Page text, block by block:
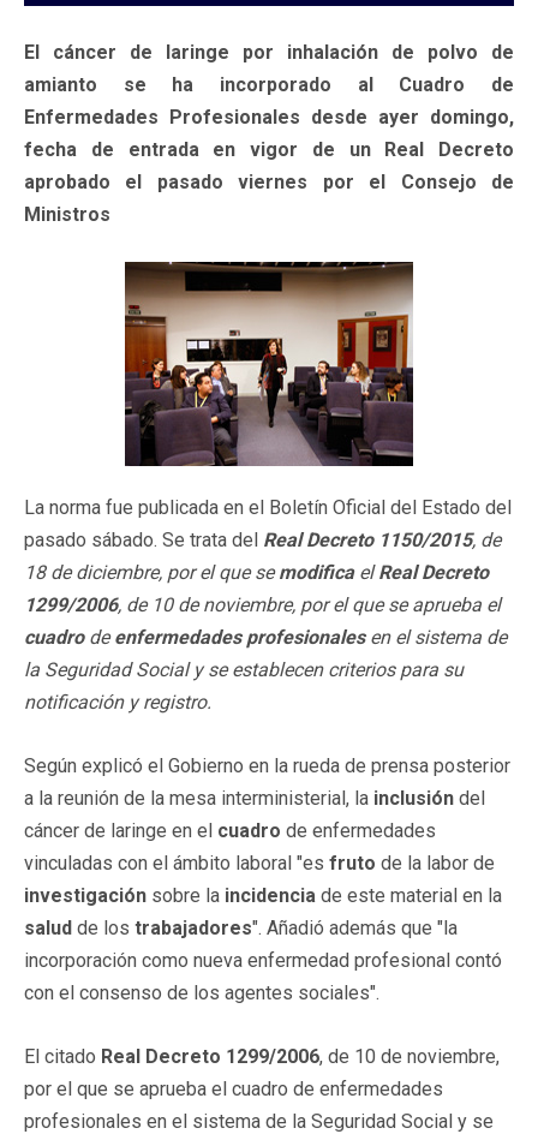
El cáncer de laringe por inhalación de polvo de
amianto se ha incorporado al Cuadro de
Enfermedades Profesionales desde ayer domingo,
fecha de entrada en vigor de un Real Decreto
aprobado el pasado viernes por el Consejo de
Ministros
La norma fue publicada en el Boletín Oficial del Estado del
pasado sábado. Se trata del Real Decreto 1150/2015, de
18 de diciembre, por el que semodificaelReal Decreto
1299/2006, de 10 de noviembre, por el que se aprueba el
cuadrodeenfermedades profesionalesen el sistema de
la Seguridad Social y se establecen criterios para su
notificación y registro.
Según explicó el Gobierno en la rueda de prensa posterior
a la reunión de la mesa interministerial, la inclusión del
cáncer de laringe en el cuadro de enfermedades
vinculadas con el ámbito laboral "es fruto de la labor de
investigación sobre la incidencia de este material en la
salud de los trabajadores". Añadió además que "la
incorporación como nueva enfermedad profesional contó
con el consenso de los agentes sociales".
El citado Real Decreto 1299/2006, de 10 de noviembre,
por el que se aprueba el cuadro de enfermedades
profesionales en el sistema de la Seguridad Social y se